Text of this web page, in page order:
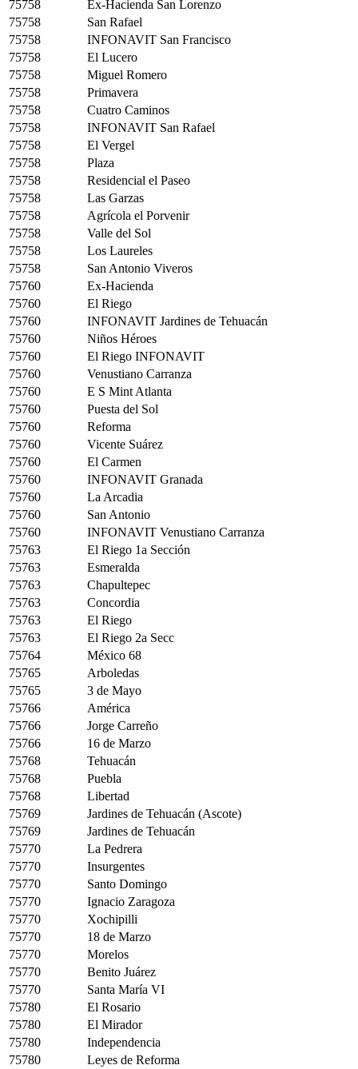
75758
Ex-Hacienda San Lorenzo
75758
San Rafael
75758
INFONAVIT San Francisco
75758
El Lucero
75758
Miguel Romero
75758
Primavera
75758
Cuatro Caminos
75758
INFONAVIT San Rafael
75758
El Vergel
75758
Plaza
75758
Residencial el Paseo
75758
Las Garzas
75758
Agrícola el Porvenir
75758
Valle del Sol
75758
Los Laureles
75758
San Antonio Viveros
75760
Ex-Hacienda
75760
El Riego
75760
INFONAVIT Jardines de Tehuacán
75760
Niños Héroes
75760
El Riego INFONAVIT
75760
Venustiano Carranza
75760
E S Mint Atlanta
75760
Puesta del Sol
75760
Reforma
75760
Vicente Suárez
75760
El Carmen
75760
INFONAVIT Granada
75760
La Arcadia
75760
San Antonio
75760
INFONAVIT Venustiano Carranza
75763
El Riego 1a Sección
75763
Esmeralda
75763
Chapultepec
75763
Concordia
75763
El Riego
75763
El Riego 2a Secc
75764
México 68
75765
Arboledas
75765
3 de Mayo
75766
América
75766
Jorge Carreño
75766
16 de Marzo
75768
Tehuacán
75768
Puebla
75768
Libertad
75769
Jardines de Tehuacán (Ascote)
75769
Jardines de Tehuacán
75770
La Pedrera
75770
Insurgentes
75770
Santo Domingo
75770
Ignacio Zaragoza
75770
Xochipilli
75770
18 de Marzo
75770
Morelos
75770
Benito Juárez
75770
Santa María VI
75780
El Rosario
75780
El Mirador
75780
Independencia
75780
Leyes de Reforma